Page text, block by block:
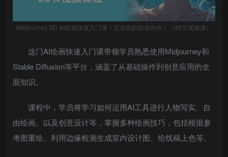
Midjourney SD AI绘画快速入门课！见证你的惊世画作！（26节视频课）
这门AI绘画快速入门课带领学员熟悉使用Midjourney和
Stable Diffusion等平台，涵盖了从基础操作到创意应用的全
面知识。
课程中，学员将学习如何运用AI工具进行人物写实、自
由绘画、以及创意设计等，掌握多种绘画技巧，包括根据参
考图重绘、利用边缘检测生成室内设计图、给线稿上色等。